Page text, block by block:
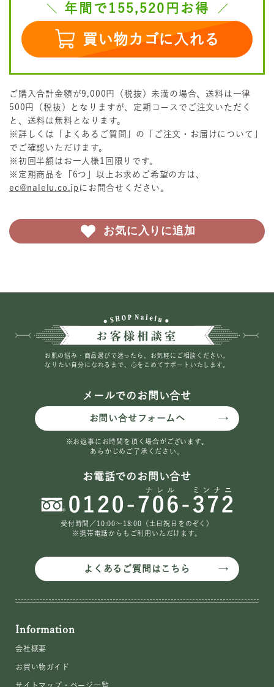
年間で155,520円お得
買い物カゴに入れる
ご購入合計金額が9,000円（税抜）未満の場合、送料は一律
500円（税抜）となりますが、定期コースでご注文いただく
と、送料は無料となります。
※詳しくは「よくあるご質問」の「ご注文・お届けについて」
でご確認いただけます。
※初回半額はお一人様1回限りです。
※定期商品を「6つ」以上お求めご希望の方は、
ec@nalelu.co.jp にお問合せください。
お気に入りに追加
お肌の悩み・商品選びで迷ったら、お気軽にご相談ください。
なりたい自分になれるまで、心をこめてサポートいたします。
メールでのお問い合せ
お問い合せフォームへ
※お返事にお時間を頂く場合がございます。
あらかじめご了承ください。
お電話でのお問い合せ
受付時間／10:00〜18:00（土日祝日をのぞく）
※携帯電話からもご利用いただけます。
よくあるご質問はこちら
Information
会社概要
お買い物ガイド
サイトマップ・ページ一覧